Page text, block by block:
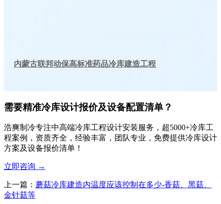
内蒙古联邦动保高标准药品冷库建造工程
需要精准冷库设计报价及设备配置清单？
浩爽制冷专注中高端冷库工程设计安装服务，超5000+冷库工
程案例，资质齐全，经验丰富，团队专业，免费提供冷库设计
方案及设备报价清单！
立即咨询 →
上一篇： 蘑菇冷库建造内温度应该控制在多少-香菇、黑菇、
金针菇等